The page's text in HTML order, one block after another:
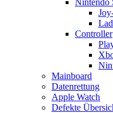
Nintendo
Controller
Mainboard
Datenrettung
Apple Watch
Defekte